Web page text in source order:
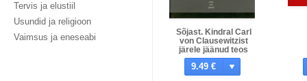
Tervis ja elustiil
Usundid ja religioon
Vaimsus ja eneseabi
Sõjast. Kindral Carl
von Clausewitzist
järele jäänud teos
9.49 €